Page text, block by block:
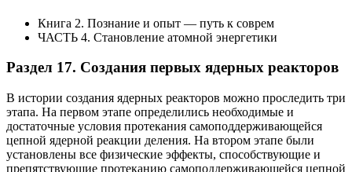
Книга 2. Познание и опыт — путь к соврем
ЧАСТЬ 4. Становление атомной энергетики
Раздел 17. Создания первых ядерных реакторов
В истории создания ядерных реакторов можно проследить три
этапа. На первом этапе определились необходимые и
достаточные условия протекания самоподдерживающейся
цепной ядерной реакции деления. На втором этапе были
установлены все физические эффекты, способствующие и
препятствующие протеканию самоподдерживающейся цепной